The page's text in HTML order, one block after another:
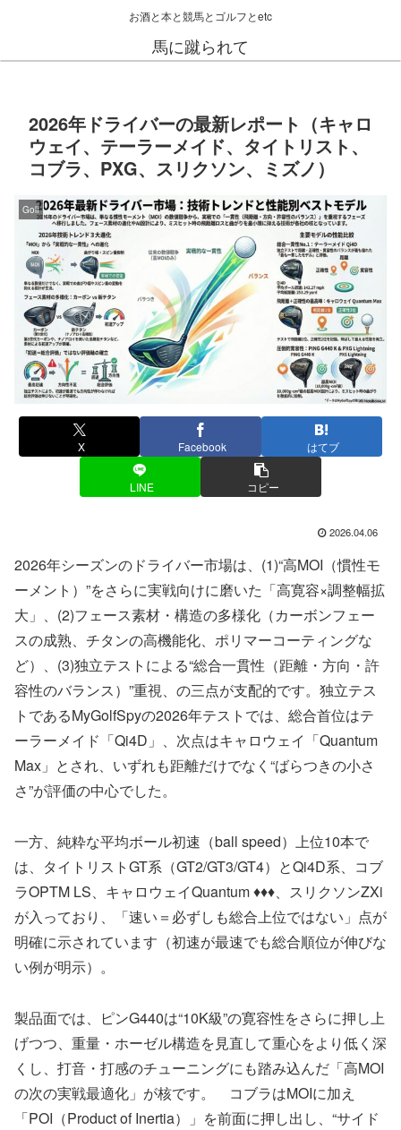
お酒と本と競馬とゴルフとetc
馬に蹴られて
2026年ドライバーの最新レポート（キャロ
ウェイ、テーラーメイド、タイトリスト、
コブラ、PXG、スリクソン、ミズノ）
Golf
X Facebook はてブ
LINE コピー
2026.04.06
2026年シーズンのドライバー市場は、(1)“高MOI（慣性モ
ーメント）”をさらに実戦向けに磨いた「高寛容×調整幅拡
大」、(2)フェース素材・構造の多様化（カーボンフェー
スの成熟、チタンの高機能化、ポリマーコーティングな
ど）、(3)独立テストによる“総合一貫性（距離・方向・許
容性のバランス）”重視、の三点が支配的です。独立テス
トであるMyGolfSpyの2026年テストでは、総合首位はテ
ーラーメイド「Qi4D」、次点はキャロウェイ「Quantum
Max」とされ、いずれも距離だけでなく“ばらつきの小さ
さ”が評価の中心でした。
一方、純粋な平均ボール初速（ball speed）上位10本で
は、タイトリストGT系（GT2/GT3/GT4）とQi4D系、コブ
ラOPTM LS、キャロウェイQuantum ♦♦♦、スリクソンZXi
が入っており、「速い＝必ずしも総合上位ではない」点が
明確に示されています（初速が最速でも総合順位が伸びな
い例が明示）。
製品面では、ピンG440は“10K級”の寛容性をさらに押し上
げつつ、重量・ホーゼル構造を見直して重心をより低く深
くし、打音・打感のチューニングにも踏み込んだ「高MOI
の次の実戦最適化」が核です。 コブラはMOIに加え
「POI（Product of Inertia）」を前面に押し出し、“サイド